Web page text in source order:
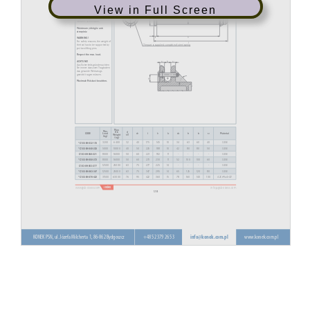
View in Full Screen